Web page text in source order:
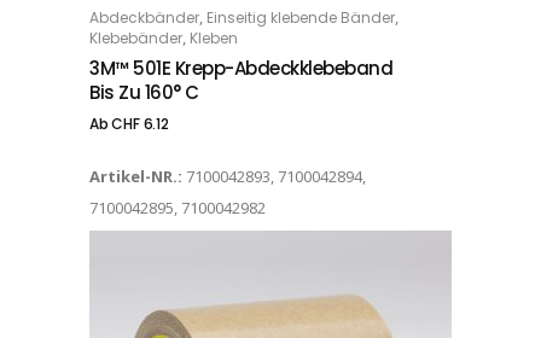
OPTIONS
Abdeckbänder, Einseitig klebende Bänder,
Klebebänder, Kleben
3M™ 501E Krepp-Abdeckklebeband
Bis Zu 160° C
AbCHF6.12
Artikel-NR.: 7100042893, 7100042894,
7100042895, 7100042982